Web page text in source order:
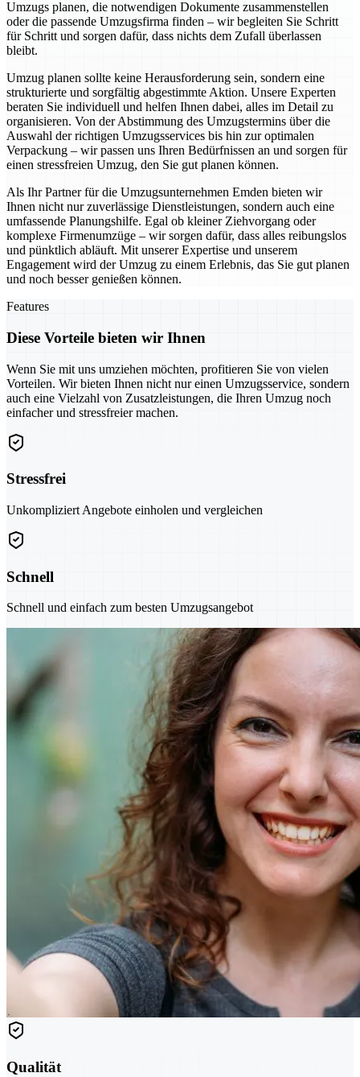
Umzugs planen, die notwendigen Dokumente zusammenstellen
oder die passende Umzugsfirma finden – wir begleiten Sie Schritt
für Schritt und sorgen dafür, dass nichts dem Zufall überlassen
bleibt.
Umzug planen sollte keine Herausforderung sein, sondern eine
strukturierte und sorgfältig abgestimmte Aktion. Unsere Experten
beraten Sie individuell und helfen Ihnen dabei, alles im Detail zu
organisieren. Von der Abstimmung des Umzugstermins über die
Auswahl der richtigen Umzugsservices bis hin zur optimalen
Verpackung – wir passen uns Ihren Bedürfnissen an und sorgen für
einen stressfreien Umzug, den Sie gut planen können.
Als Ihr Partner für die Umzugsunternehmen Emden bieten wir
Ihnen nicht nur zuverlässige Dienstleistungen, sondern auch eine
umfassende Planungshilfe. Egal ob kleiner Ziehvorgang oder
komplexe Firmenumzüge – wir sorgen dafür, dass alles reibungslos
und pünktlich abläuft. Mit unserer Expertise und unserem
Engagement wird der Umzug zu einem Erlebnis, das Sie gut planen
und noch besser genießen können.
Features
Diese Vorteile bieten wir Ihnen
Wenn Sie mit uns umziehen möchten, profitieren Sie von vielen
Vorteilen. Wir bieten Ihnen nicht nur einen Umzugsservice, sondern
auch eine Vielzahl von Zusatzleistungen, die Ihren Umzug noch
einfacher und stressfreier machen.
Stressfrei
Unkompliziert Angebote einholen und vergleichen
Schnell
Schnell und einfach zum besten Umzugsangebot
Qualität